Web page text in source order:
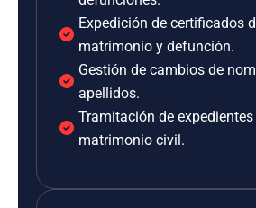
Expedición de certificados
matrimonio y defunción.
Gestión de cambios de
apellidos.
Tramitación de expedientes
matrimonio civil.